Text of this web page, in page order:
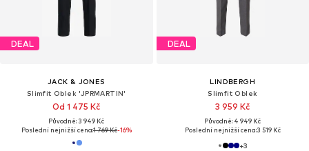
DEAL
JACK & JONES
Slimfit Oblek 'JPRMARTIN'
Od 1 475 Kč
Původně: 3 949 Kč
Poslední nejnižší cena:1 769 Kč-16%
DEAL
LINDBERGH
Slimfit Oblek
3 959 Kč
Původně: 4 949 Kč
Poslední nejnižší cena:3 519 Kč
+3